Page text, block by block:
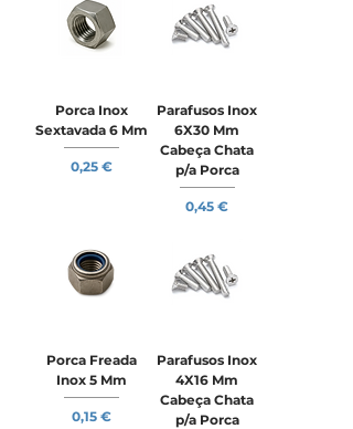
Porca Inox
Sextavada 6 Mm
Preço
0,25 €
Parafusos Inox
6X30 Mm
Cabeça Chata
p/a Porca
Preço
0,45 €
Porca Freada
Inox 5 Mm
Preço
0,15 €
Parafusos Inox
4X16 Mm
Cabeça Chata
p/a Porca